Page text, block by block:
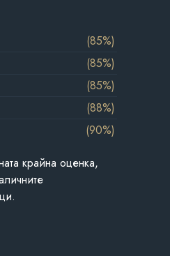
(85%)
(85%)
(85%)
(88%)
(90%)
крайна оценка,